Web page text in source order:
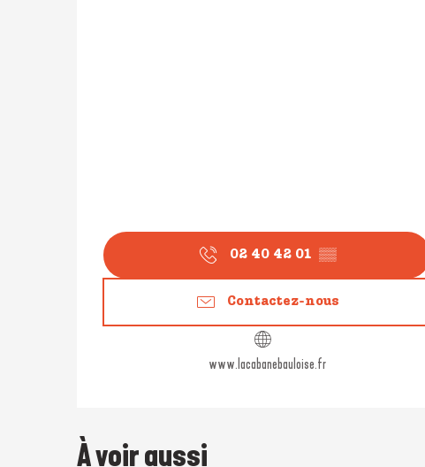
02 40 42 01 ▒▒
Contactez-nous
www.lacabanebauloise.fr
À voir aussi